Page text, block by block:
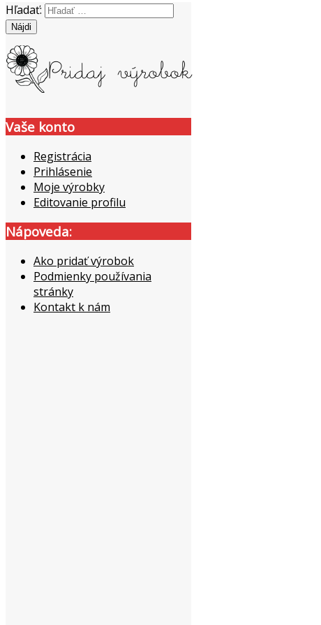
Hľadať:
Vaše konto
Registrácia
Prihlásenie
Moje výrobky
Editovanie profilu
Nápoveda:
Ako pridať výrobok
Podmienky používania
stránky
Kontakt k nám